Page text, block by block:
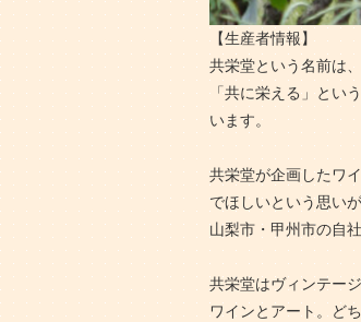
【生産者情報】
共栄堂という名前は
「共に栄える」とい
います。
共栄堂が企画したワ
でほしいという思い
山梨市・甲州市の自
共栄堂はヴィンテー
ワインとアート。ど